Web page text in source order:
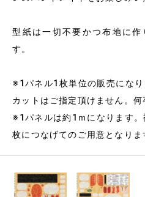
型紙は一切不要かつ布地に
す。
※1パネル1枚単位の販売にな
カットはご指定頂けません。何
※1パネルは約1ｍになります
枚につなげてのご用意となりま